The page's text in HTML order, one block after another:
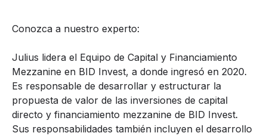
Conozca a nuestro experto:
Julius lidera el Equipo de Capital y Financiamiento
Mezzanine en BID Invest, a donde ingresó en 2020.
Es responsable de desarrollar y estructurar la
propuesta de valor de las inversiones de capital
directo y financiamiento mezzanine de BID Invest.
Sus responsabilidades también incluyen el desarrollo